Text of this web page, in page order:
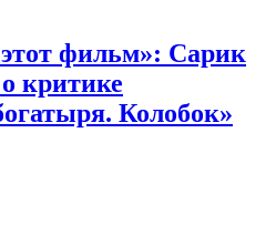
фильм»: Сарик
критике
Колобок»